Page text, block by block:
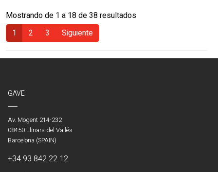
Mostrando de 1 a 18 de 38 resultados
1
(Actual)
2 3 Siguiente
GAVE
Av. Mogent 214-232
08450 Llinars del Vallés
Barcelona (SPAIN)
+34 93 842 22 12